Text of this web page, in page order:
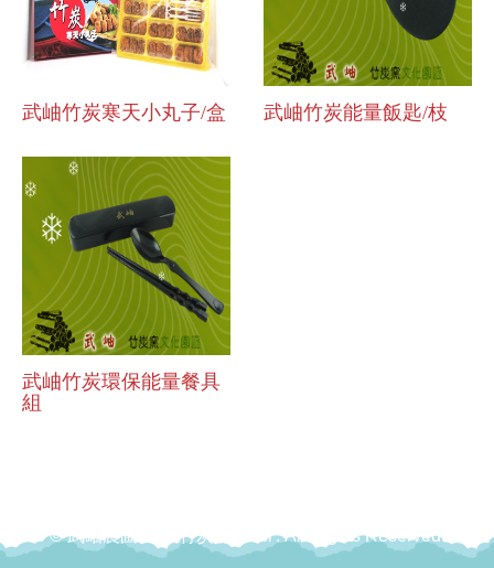
武岫竹炭寒天小丸子/盒 武岫竹炭能量飯匙/枝
武岫竹炭環保能量餐具
組
© 武岫農圃-武岫竹炭窯 2017. All Rights Reserved.